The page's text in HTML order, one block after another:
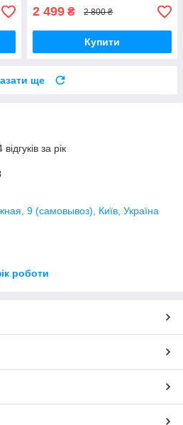
2 499 ₴ 2 800 ₴
Купити
ще
за рік
9 (самовывоз), Київ, Україна
роботи